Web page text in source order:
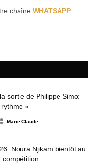
chaîne WHATSAPP
sortie de Philippe Simo:
»
Marie Claude
Noura Njikam bientôt au
compétition